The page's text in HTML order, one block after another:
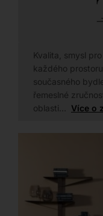
Kvalita, smysl
každého
současného
řemeslné
oblasti… Více o